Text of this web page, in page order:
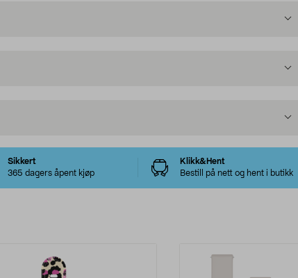
Sikkert
365 dagers åpent kjøp
Klikk&Hent
Bestill på nett og hent i butikk